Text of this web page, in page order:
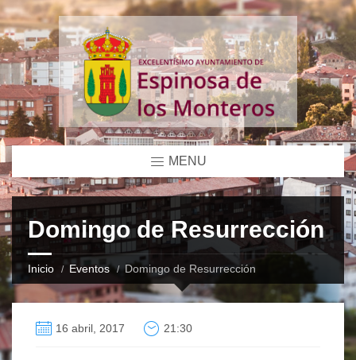
MENU
Domingo de Resurrección
Inicio Eventos Domingo de Resurrección
16 abril, 2017 21:30